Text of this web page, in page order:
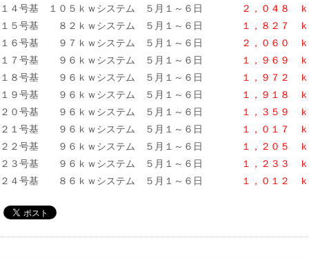
１４号基 １０５ｋｗシステム ５月１～６日
２，０４８ ｋ
１５号基 ８２ｋｗシステム ５月１～６日
１，８２７ ｋ
１６号基 ９７ｋｗシステム ５月１～６日
２，０６０ ｋ
１７号基 ９６ｋｗシステム ５月１～６日
１，９６９ ｋ
１８号基 ９６ｋｗシステム ５月１～６日
１，９７２ ｋ
１９号基 ９６ｋｗシステム ５月１～６日
１，９１８
２０号基 ９６ｋｗシステム ５月１～６日
１，３５９ ｋ
２１号基 ９６ｋｗシステム ５月１～６日
１，０１７ ｋ
２２号基 ９６ｋｗシステム ５月１～６日
１，２０５ ｋ
２３号基 ９６ｋｗシステム ５月１～６日
１，２３３ ｋ
２４号基 ８６ｋｗシステム ５月１～６日
１，０１２